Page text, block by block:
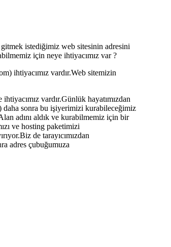
gitmek istediğimiz web sitesinin adresini
için neye ihtiyacımız var ?
ihtiyacımız vardır.Web sitemizin
vardır.Günlük hayatımızdan
sonra bu işiyerimizi kurabileceğimiz
adını aldık ve kurabilmemiz için bir
ve hosting paketimizi
de tarayıcımızdan
adres çubuğumuza